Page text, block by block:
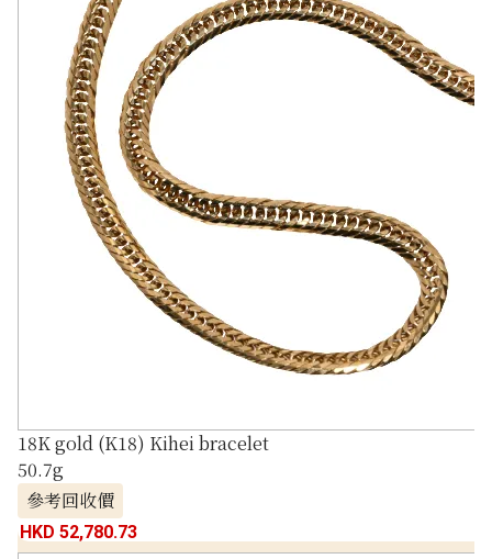
18K gold (K18) Kihei bracelet
50.7g
參考回收價
HKD 52,780.73